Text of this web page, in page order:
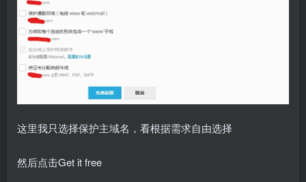
这里我只选择保护主域名，看根据需求自由选择
然后点击Get it free